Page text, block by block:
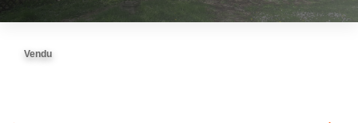
Vendu